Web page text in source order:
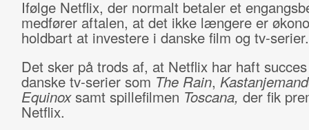
Ifølge Netflix, der normalt betaler et
medfører aftalen, at det ikke længere er
holdbart at investere i danske film og tv-serier.
Det sker på trods af, at Netflix har haft
danske tv-serier som The Rain,
Equinoxsamt spillefilmen Toscana, der fik
Netflix.